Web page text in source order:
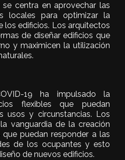
centra en aprovechar las
locales para optimizar la
los edificios. Los arquitectos
de diseñar edificios que
y maximicen la utilización
19 ha impulsado la
flexibles que puedan
usos y circunstancias. Los
vanguardia de la creación
puedan responder a las
de los ocupantes y esto
de nuevos edificios.